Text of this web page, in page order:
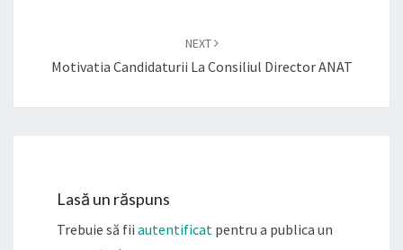
NEXT
Motivatia Candidaturii La Consiliul Director ANAT
Lasă un răspuns
Trebuie să fii autentificat pentru a publica un